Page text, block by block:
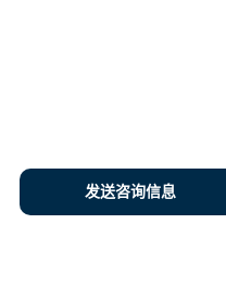
发送咨询信息